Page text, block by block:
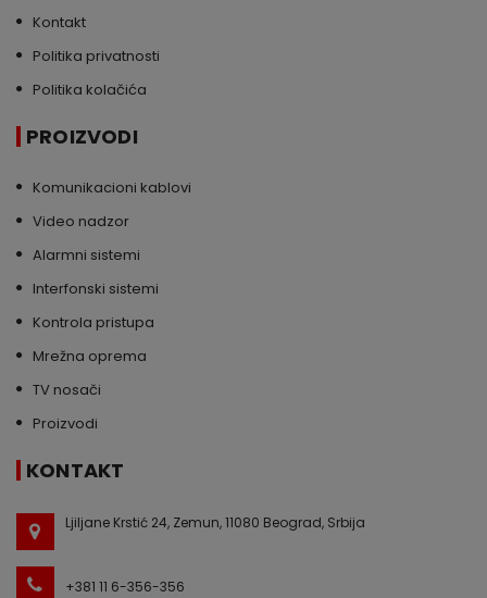
Kontakt
Politika privatnosti
Politika kolačića
PROIZVODI
Komunikacioni kablovi
Video nadzor
Alarmni sistemi
Interfonski sistemi
Kontrola pristupa
Mrežna oprema
TV nosači
Proizvodi
KONTAKT
Ljiljane Krstić 24, Zemun, 11080 Beograd, Srbija
+381 11 6-356-356